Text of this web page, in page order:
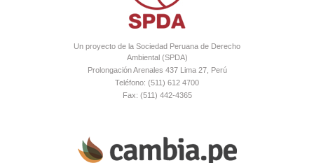
Un proyecto de la Sociedad Peruana de Derecho
Ambiental (SPDA)
Prolongación Arenales 437 Lima 27, Perú
Teléfono: (511) 612 4700
Fax: (511) 442-4365